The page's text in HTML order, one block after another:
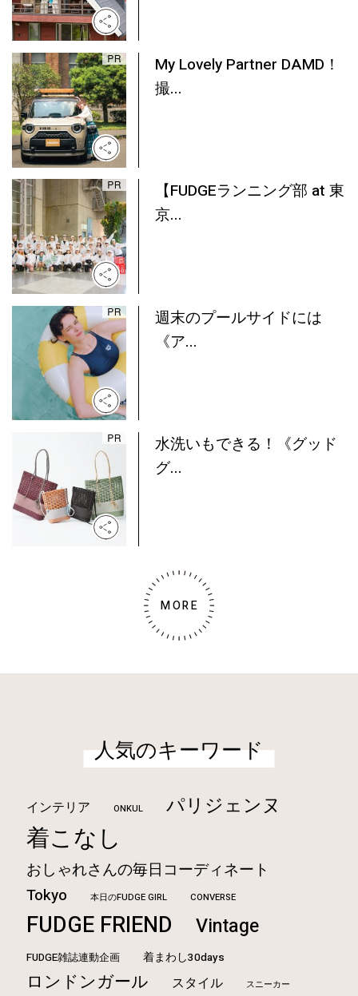
My Lovely Partner DAMD！
撮...
【FUDGEランニング部 at 東
京...
週末のプールサイドには
《ア...
水洗いもできる！《グッド
グ...
MORE
人気のキーワード
インテリア ONKUL パリジェンヌ
着こなし
おしゃれさんの毎日コーディネート
Tokyo
本日のFUDGE GIRL CONVERSE
FUDGE FRIEND Vintage
FUDGE雑誌連動企画 着まわし30days
ロンドンガール スタイル スニーカー